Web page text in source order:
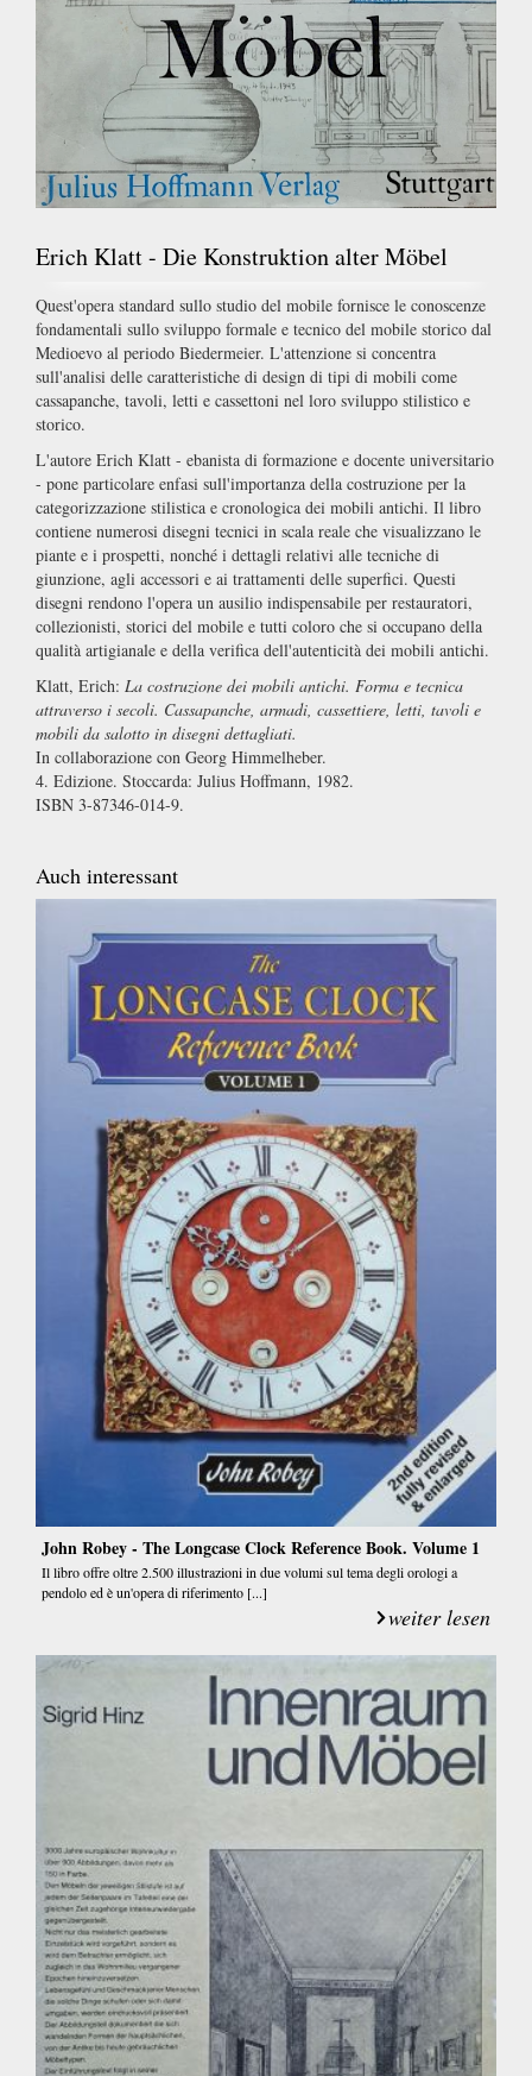
Erich Klatt - Die Konstruktion alter Möbel
Quest'opera standard sullo studio del mobile fornisce le conoscenze
fondamentali sullo sviluppo formale e tecnico del mobile storico dal
Medioevo al periodo Biedermeier. L'attenzione si concentra
sull'analisi delle caratteristiche di design di tipi di mobili come
cassapanche, tavoli, letti e cassettoni nel loro sviluppo stilistico e
storico.
L'autore Erich Klatt - ebanista di formazione e docente universitario
- pone particolare enfasi sull'importanza della costruzione per la
categorizzazione stilistica e cronologica dei mobili antichi. Il libro
contiene numerosi disegni tecnici in scala reale che visualizzano le
piante e i prospetti, nonché i dettagli relativi alle tecniche di
giunzione, agli accessori e ai trattamenti delle superfici. Questi
disegni rendono l'opera un ausilio indispensabile per restauratori,
collezionisti, storici del mobile e tutti coloro che si occupano della
qualità artigianale e della verifica dell'autenticità dei mobili antichi.
Klatt, Erich: La costruzione dei mobili antichi. Forma e tecnica
attraverso i secoli. Cassapanche, armadi, cassettiere, letti, tavoli e
mobili da salotto in disegni dettagliati.
In collaborazione con Georg Himmelheber.
4. Edizione. Stoccarda: Julius Hoffmann, 1982.
ISBN 3-87346-014-9.
Auch interessant
John Robey - The Longcase Clock Reference Book. Volume 1
Il libro offre oltre 2.500 illustrazioni in due volumi sul tema degli orologi a
pendolo ed è un'opera di riferimento [...]
weiter lesen